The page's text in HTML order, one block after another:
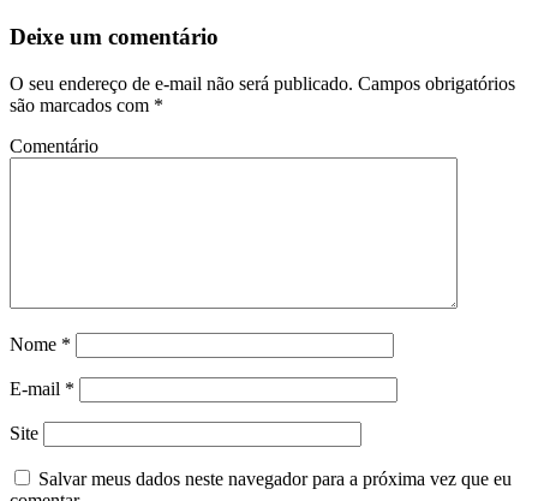
Deixe um comentário
O seu endereço de e-mail não será publicado. Campos obrigatórios
são marcados com *
Comentário
Nome *
E-mail *
Site
Salvar meus dados neste navegador para a próxima vez que eu